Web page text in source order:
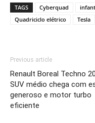
TAGS Cyberquad
Quadriciclo elétrico
Tesla
Previous article
Renault Boreal Techno
SUV médio chega com
generoso e motor turbo
eficiente